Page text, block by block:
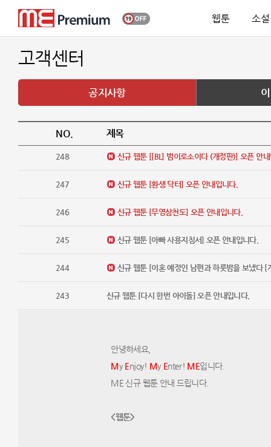
웹툰 소설
고객센터
공지사항
NO. 제목
248 신규 웹툰 [[BL] 범이로소이다 (개정판)] 오픈 안
247 신규 웹툰 [환생 닥터] 오픈 안내입니다.
246 신규 웹툰 [무영삼천도] 오픈 안내입니다.
245 신규 웹툰 [아빠 사용지침서] 오픈 안내입니다.
244 신규 웹툰 [이혼 예정인 남편과 하룻밤을 보냈다 [
243 신규 웹툰 [다시 한번 아이돌] 오픈 안내입니다.
안녕하세요,
My Enjoy! M​y Enter! ​ ME입니다.
ME 신규 웹툰 안내 드립니다.​
<웹툰>